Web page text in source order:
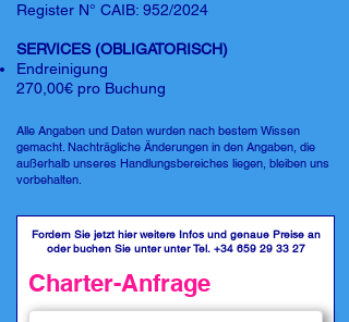
Register N° CAIB: 952/2024
SERVICES (OBLIGATORISCH)
Endreinigung
270,00€ pro Buchung
Alle Angaben und Daten wurden nach bestem Wissen
gemacht. Nachträgliche Änderungen in den Angaben, die
außerhalb unseres Handlungsbereiches liegen, bleiben uns
vorbehalten.
Fordern Sie jetzt hier weitere Infos und genaue Preise an
oder buchen Sie unter unter Tel. +34 659 29 33 27
Charter-Anfrage